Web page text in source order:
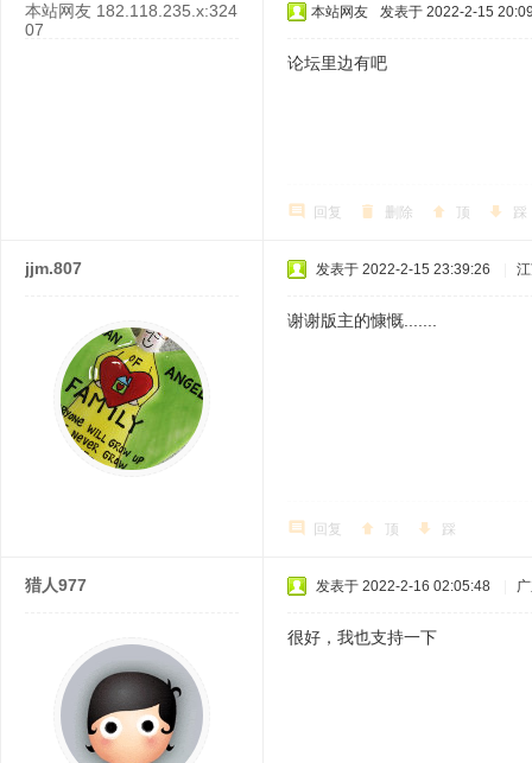
本站网友 182.118.235.x:324
07
本站网友 发表于 2022-2-15
论坛里边有吧
回复 删除 顶 踩
jjm.807 发表于 2022-2-15 23:39:26
谢谢版主的慷慨.......
回复 顶 踩
猎人977 发表于 2022-2-16 02:05:48
很好，我也支持一下